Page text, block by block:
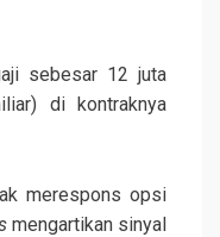
sebesar 12 juta
di kontraknya
merespons opsi
mengartikan sinyal